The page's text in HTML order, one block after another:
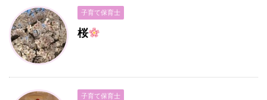
子育て保育士
桜
子育て保育士